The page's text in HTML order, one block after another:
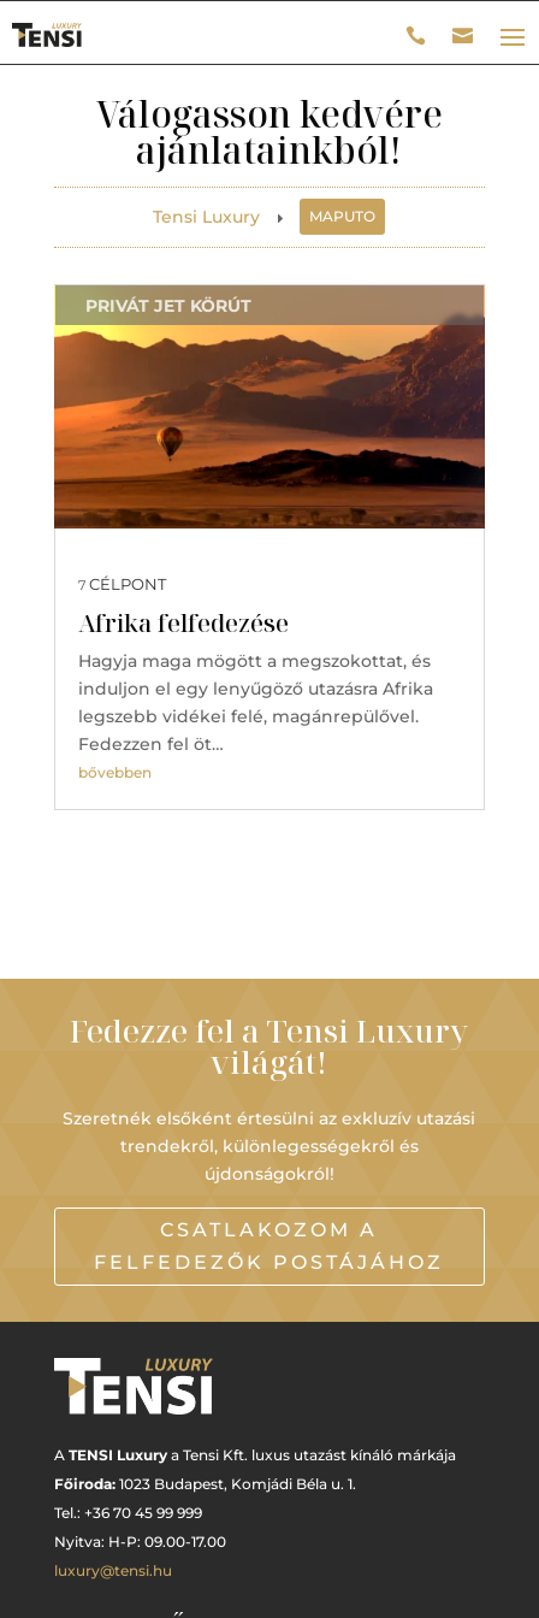
Válogasson kedvére
ajánlatainkból!
Tensi Luxury E MAPUTO
Afrika felfedezése
7CÉLPONT
PRIVÁT JET KÖRÚT
Hagyja maga mögött a megszokottat, és
induljon el egy lenyűgöző utazásra Afrika
legszebb vidékei felé, magánrepülővel.
Fedezzen fel öt…
bővebben
Fedezze fel a Tensi Luxury
világát!
Szeretnék elsőként értesülni az exkluzív utazási
trendekről, különlegességekről és
újdonságokról!
CSATLAKOZOM A
FELFEDEZŐK POSTÁJÁHOZ
A TENSI Luxurya Tensi Kft. luxus utazást kínáló márkája
Főiroda: 1023 Budapest, Komjádi Béla u. 1.
Tel.: +36 70 45 99 999
Nyitva: H-P: 09.00-17.00
luxury@tensi.hu